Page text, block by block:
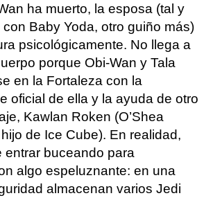
ha muerto, la esposa (tal y
Baby Yoda, otro guiño más)
psicológicamente. No llega a
porque Obi-Wan y Tala
en la Fortaleza con la
oficial de ella y la ayuda de otro
Kawlan Roken (O’Shea
de Ice Cube). En realidad,
entrar buceando para
algo espeluznante: en una
almacenan varios Jedi